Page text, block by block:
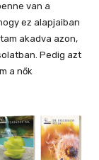
van a
ez alapjaiban
akadva azon,
Pedig azt
a nők